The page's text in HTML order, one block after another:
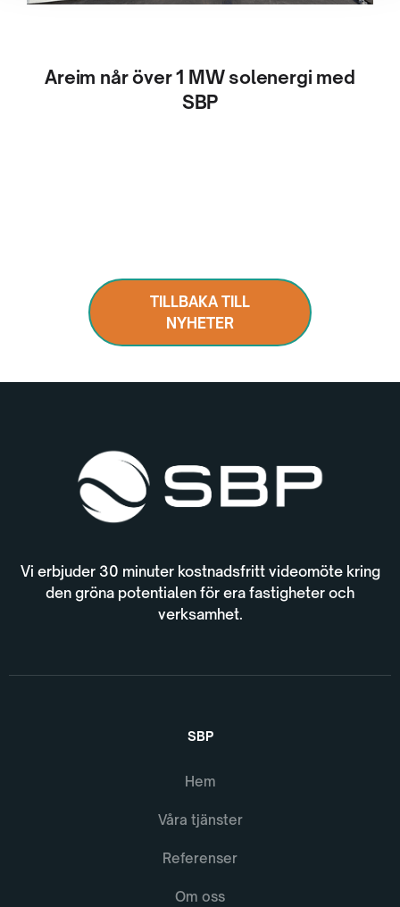
Areim når över 1 MW solenergi med
SBP
TILLBAKA TILL
NYHETER
Vi erbjuder 30 minuter kostnadsfritt videomöte kring
den gröna potentialen för era fastigheter och
verksamhet.
SBP
Hem
Våra tjänster
Referenser
Om oss